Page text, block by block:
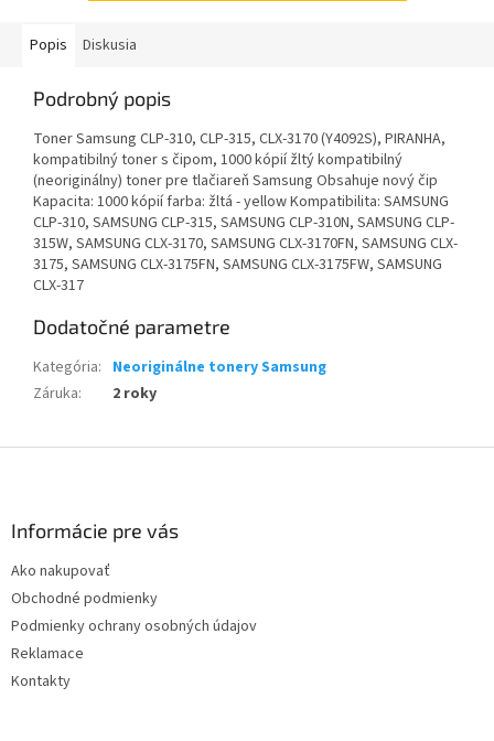
Popis Diskusia
Podrobný popis
Toner Samsung CLP-310, CLP-315, CLX-3170 (Y4092S), PIRANHA,
kompatibilný toner s čipom, 1000 kópií žltý kompatibilný
(neoriginálny) toner pre tlačiareň Samsung Obsahuje nový čip
Kapacita: 1000 kópií farba: žltá - yellow Kompatibilita: SAMSUNG
CLP-310, SAMSUNG CLP-315, SAMSUNG CLP-310N, SAMSUNG CLP-
315W, SAMSUNG CLX-3170, SAMSUNG CLX-3170FN, SAMSUNG CLX-
3175, SAMSUNG CLX-3175FN, SAMSUNG CLX-3175FW, SAMSUNG
CLX-317
Dodatočné parametre
Kategória: Neoriginálne tonery Samsung
Záruka: 2 roky
Informácie pre vás
Ako nakupovať
Obchodné podmienky
Podmienky ochrany osobných údajov
Reklamace
Kontakty